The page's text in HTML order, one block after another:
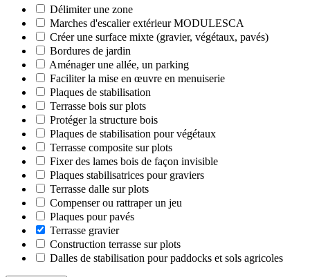
Délimiter une zone
Marches d'escalier extérieur MODULESCA
Créer une surface mixte (gravier, végétaux, pavés)
Bordures de jardin
Aménager une allée, un parking
Faciliter la mise en œuvre en menuiserie
Plaques de stabilisation
Terrasse bois sur plots
Protéger la structure bois
Plaques de stabilisation pour végétaux
Terrasse composite sur plots
Fixer des lames bois de façon invisible
Plaques stabilisatrices pour graviers
Terrasse dalle sur plots
Compenser ou rattraper un jeu
Plaques pour pavés
Terrasse gravier
Construction terrasse sur plots
Dalles de stabilisation pour paddocks et sols agricoles